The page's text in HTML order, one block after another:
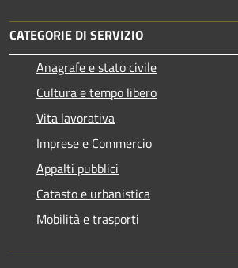
CATEGORIE DI SERVIZIO
Anagrafe e stato civile
Cultura e tempo libero
Vita lavorativa
Imprese e Commercio
Appalti pubblici
Catasto e urbanistica
Mobilità e trasporti